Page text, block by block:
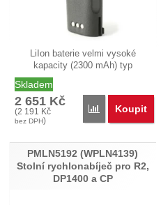
LiIon baterie velmi vysoké
kapacity (2300 mAh) typ
Skladem
2 651 Kč
(2 191 Kč
bez DPH)
Porovnat
Koupit
PMLN5192 (WPLN4139)
Stolní rychlonabíječ pro R2,
DP1400 a CP